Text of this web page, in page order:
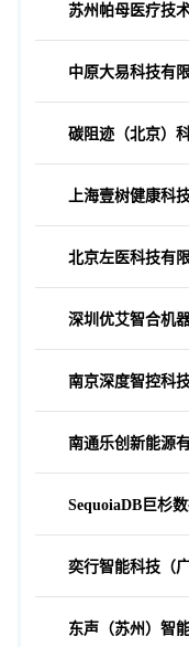
苏州帕母医疗技
中原大易科技有
碳阻迹（北京）
上海壹树健康科
北京左医科技有
深圳优艾智合机
南京深度智控科
南通乐创新能源
SequoiaDB巨杉
奕行智能科技（
东声（苏州）智